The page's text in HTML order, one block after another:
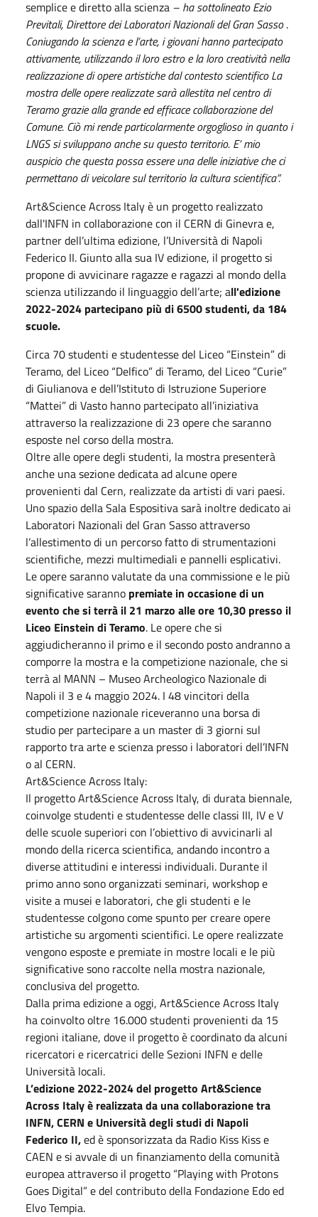
semplice e diretto alla scienza – ha sottolineato Ezio
Previtali, Direttore dei Laboratori Nazionali del Gran Sasso.
Coniugando la scienza e l’arte, i giovani hanno partecipato
attivamente, utilizzando il loro estro e la loro creatività nella
realizzazione di opere artistiche dal contesto scientifico La
mostra delle opere realizzate sarà allestita nel centro di
Teramo grazie alla grande ed efficace collaborazione del
Comune. Ciò mi rende particolarmente orgoglioso in quanto i
LNGS si sviluppano anche su questo territorio. E’ mio
auspicio che questa possa essere una delle iniziative che ci
permettano di veicolare sul territorio la cultura scientifica”.
Art&Science Across Italy è un progetto realizzato
dall'INFN in collaborazione con il CERN di Ginevra e,
partner dell’ultima edizione, l’Università di Napoli
Federico II. Giunto alla sua IV edizione, il progetto si
propone di avvicinare ragazze e ragazzi al mondo della
scienza utilizzando il linguaggio dell’arte; all'edizione
2022-2024 partecipano più di 6500 studenti, da 184
scuole.
Circa 70 studenti e studentesse del Liceo “Einstein” di
Teramo, del Liceo “Delfico” di Teramo, del Liceo “Curie”
di Giulianova e dell’Istituto di Istruzione Superiore
“Mattei” di Vasto hanno partecipato all’iniziativa
attraverso la realizzazione di 23 opere che saranno
esposte nel corso della mostra.
Oltre alle opere degli studenti, la mostra presenterà
anche una sezione dedicata ad alcune opere
provenienti dal Cern, realizzate da artisti di vari paesi.
Uno spazio della Sala Espositiva sarà inoltre dedicato ai
Laboratori Nazionali del Gran Sasso attraverso
l’allestimento di un percorso fatto di strumentazioni
scientifiche, mezzi multimediali e pannelli esplicativi.
Le opere saranno valutate da una commissione e le più
significative saranno premiate in occasione di un
evento che si terrà il 21 marzo alle ore 10,30 presso il
Liceo Einstein di Teramo. Le opere che si
aggiudicheranno il primo e il secondo posto andranno a
comporre la mostra e la competizione nazionale, che si
terrà al MANN – Museo Archeologico Nazionale di
Napoli il 3 e 4 maggio 2024. I 48 vincitori della
competizione nazionale riceveranno una borsa di
studio per partecipare a un master di 3 giorni sul
rapporto tra arte e scienza presso i laboratori dell’INFN
o al CERN.
Art&Science Across Italy:
Il progetto Art&Science Across Italy, di durata biennale,
coinvolge studenti e studentesse delle classi III, IV e V
delle scuole superiori con l’obiettivo di avvicinarli al
mondo della ricerca scientifica, andando incontro a
diverse attitudini e interessi individuali. Durante il
primo anno sono organizzati seminari, workshop e
visite a musei e laboratori, che gli studenti e le
studentesse colgono come spunto per creare opere
artistiche su argomenti scientifici. Le opere realizzate
vengono esposte e premiate in mostre locali e le più
significative sono raccolte nella mostra nazionale,
conclusiva del progetto.
Dalla prima edizione a oggi, Art&Science Across Italy
ha coinvolto oltre 16.000 studenti provenienti da 15
regioni italiane, dove il progetto è coordinato da alcuni
ricercatori e ricercatrici delle Sezioni INFN e delle
Università locali.
L’edizione 2022-2024 del progetto Art&Science
Across Italy è realizzata da una collaborazione tra
INFN, CERN e Università degli studi di Napoli
Federico II,ed è sponsorizzata da Radio Kiss Kiss e
CAEN e si avvale di un finanziamento della comunità
europea attraverso il progetto “Playing with Protons
Goes Digital” e del contributo della Fondazione Edo ed
Elvo Tempia.